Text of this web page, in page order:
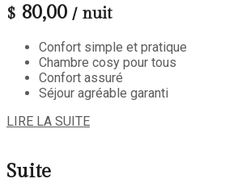
$ 80,00 / nuit
Confort simple et pratique
Chambre cosy pour tous
Confort assuré
Séjour agréable garanti
LIRE LA SUITE
Suite